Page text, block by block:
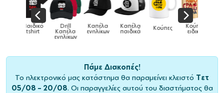
Drill
Καπέλα
Καπέλα
ενηλίκων
Καπέλα
παιδικά Κούπες Κούπες
ειδικές
Κούπες
χρωματιστές
Πάμε Διακοπές!
Το ηλεκτρονικό μας κατάστημα θα παραμείνει κλειστό Τετ
05/08 – 20/08. Οι παραγγελίες αυτού του διαστήματος θα